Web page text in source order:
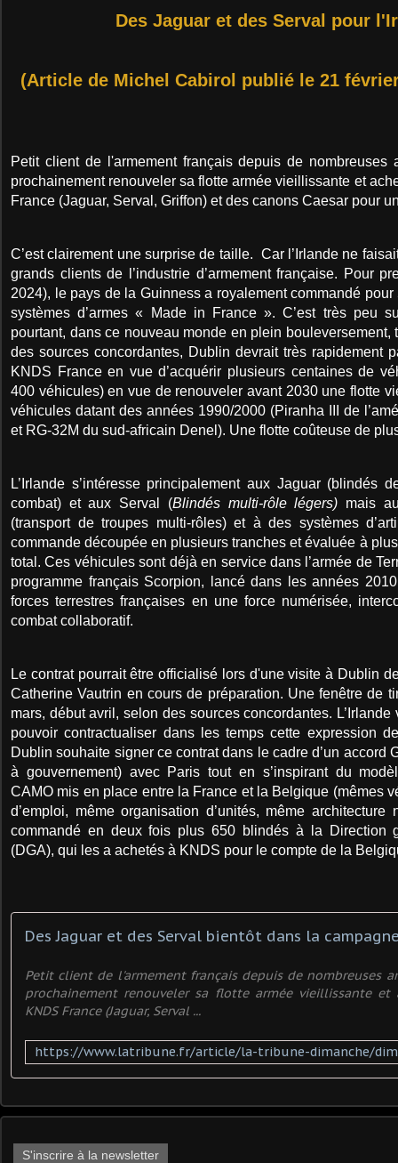
Des Jaguar et des Serval pour
(Article de Michel Cabirol publié le 21
Petit client de l'armement français depuis de nombreuses
prochainement renouveler sa flotte armée vieillissante et
France (Jaguar, Serval, Griffon) et des canons Caesar pour
C’est clairement une surprise de taille. Car l’Irlande ne
grands clients de l’industrie d’armement française. Pour
2024), le pays de la Guinness a royalement commandé pour
systèmes d’armes « Made in France ». C’est très peu
pourtant, dans ce nouveau monde en plein bouleversement,
des sources concordantes, Dublin devrait très rapidement
KNDS France en vue d’acquérir plusieurs centaines de
400 véhicules) en vue de renouveler avant 2030 une flotte
véhicules datant des années 1990/2000 (Piranha III de
et RG-32M du sud-africain Denel). Une flotte coûteuse de
L’Irlande s’intéresse principalement aux Jaguar (blindés
combat) et aux Serval (Blindés multi-rôle légers) mais
(transport de troupes multi-rôles) et à des systèmes
commande découpée en plusieurs tranches et évaluée à
total. Ces véhicules sont déjà en service dans l’armée de
programme français Scorpion, lancé dans les années
forces terrestres françaises en une force numérisée,
combat collaboratif.
Le contrat pourrait être officialisé lors d'une visite à Dublin
Catherine Vautrin en cours de préparation. Une fenêtre de
mars, début avril, selon des sources concordantes.
pouvoir contractualiser dans les temps cette expression
Dublin souhaite signer ce contrat dans le cadre d’un accord
à gouvernement) avec Paris tout en s’inspirant du
CAMO mis en place entre la France et la Belgique (mêmes
d’emploi, même organisation d’unités, même architecture
commandé en deux fois plus 650 blindés à la Direction
(DGA), qui les a achetés à KNDS pour le compte de la
Des Jaguar et des Serval bientôt dans la
Petit client de l'armement français depuis de nombreuses
prochainement renouveler sa flotte armée vieillissante et
KNDS France (Jaguar, Serval ...
S'inscrire à la newsletter